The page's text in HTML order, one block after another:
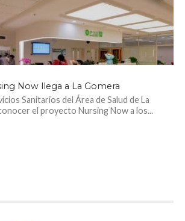
Now llega a La Gomera
Sanitarios del Área de Salud de La
el proyecto Nursing Now a los...